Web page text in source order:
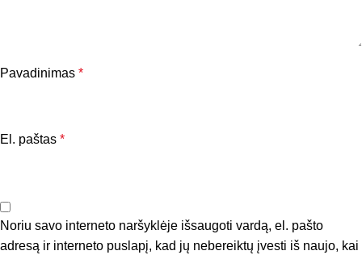
Pavadinimas *
El. paštas *
Noriu savo interneto naršyklėje išsaugoti vardą, el. pašto
adresą ir interneto puslapį, kad jų nebereiktų įvesti iš naujo, kai